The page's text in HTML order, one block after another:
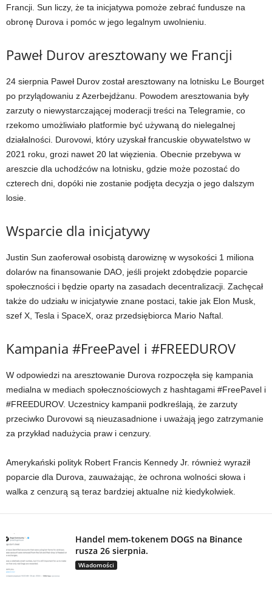
Francji. Sun liczy, że ta inicjatywa pomoże zebrać fundusze na
obronę Durova i pomóc w jego legalnym uwolnieniu.
Paweł Durov aresztowany we Francji
24 sierpnia Paweł Durov został aresztowany na lotnisku Le Bourget
po przylądowaniu z Azerbejdżanu. Powodem aresztowania były
zarzuty o niewystarczającej moderacji treści na Telegramie, co
rzekomo umożliwiało platformie być używaną do nielegalnej
działalności. Durovowi, który uzyskał francuskie obywatelstwo w
2021 roku, grozi nawet 20 lat więzienia. Obecnie przebywa w
areszcie dla uchodźców na lotnisku, gdzie może pozostać do
czterech dni, dopóki nie zostanie podjęta decyzja o jego dalszym
losie.
Wsparcie dla inicjatywy
Justin Sun zaoferował osobistą darowiznę w wysokości 1 miliona
dolarów na finansowanie DAO, jeśli projekt zdobędzie poparcie
społeczności i będzie oparty na zasadach decentralizacji. Zachęcał
także do udziału w inicjatywie znane postaci, takie jak Elon Musk,
szef X, Tesla i SpaceX, oraz przedsiębiorca Mario Naftal.
Kampania #FreePavel i #FREEDUROV
W odpowiedzi na aresztowanie Durova rozpoczęła się kampania
medialna w mediach społecznościowych z hashtagami #FreePavel i
#FREEDUROV. Uczestnicy kampanii podkreślają, że zarzuty
przeciwko Durovowi są nieuzasadnione i uważają jego zatrzymanie
za przykład nadużycia praw i cenzury.
Amerykański polityk Robert Francis Kennedy Jr. również wyraził
poparcie dla Durova, zauważając, że ochrona wolności słowa i
walka z cenzurą są teraz bardziej aktualne niż kiedykolwiek.
Handel mem-tokenem DOGS na Binance
rusza 26 sierpnia.
Wiadomości